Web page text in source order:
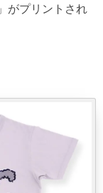
がプリントされ